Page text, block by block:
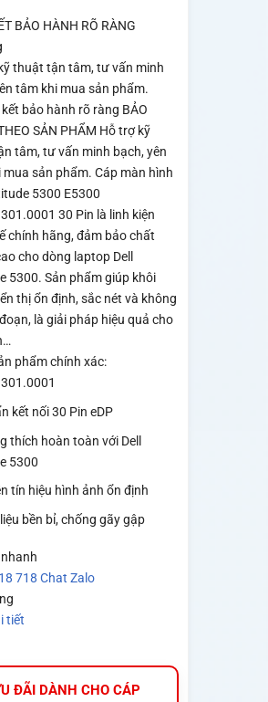
BẢO HÀNH RÕ RÀNG
thuật tận tâm, tư vấn minh
tâm khi mua sản phẩm.
bảo hành rõ ràng BẢO
SẢN PHẨM Hỗ trợ kỹ
tâm, tư vấn minh bạch, yên
mua sản phẩm. Cáp màn hình
5300 E5300
30 Pin là linh kiện
chính hãng, đảm bảo chất
cho dòng laptop Dell
5300. Sản phẩm giúp khôi
thị ổn định, sắc nét và không
là giải pháp hiệu quả cho
phẩm chính xác:
kết nối 30 Pin eDP
thích hoàn toàn với Dell
5300
tín hiệu hình ảnh ổn định
bền bỉ, chống gãy gập
718 Chat Zalo
tiết
ĐÃI DÀNH CHO CÁP